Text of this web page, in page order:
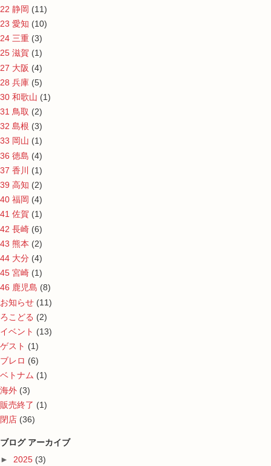
22 静岡 (11)
23 愛知 (10)
24 三重 (3)
25 滋賀 (1)
27 大阪 (4)
28 兵庫 (5)
30 和歌山 (1)
31 鳥取 (2)
32 島根 (3)
33 岡山 (1)
36 徳島 (4)
37 香川
(1)
39 高知 (2)
40 福岡 (4)
41 佐賀 (1)
42 長崎 (6)
43 熊本 (2)
44 大分 (4)
45 宮崎 (1)
46 鹿児島 (8)
お知らせ (11)
ろこどる (2)
イベント (13)
ゲスト (1)
ブレロ (6)
ベトナム (1)
海外 (3)
販売終了 (1)
閉店 (36)
ブログ アーカイブ
► 2025 (3)